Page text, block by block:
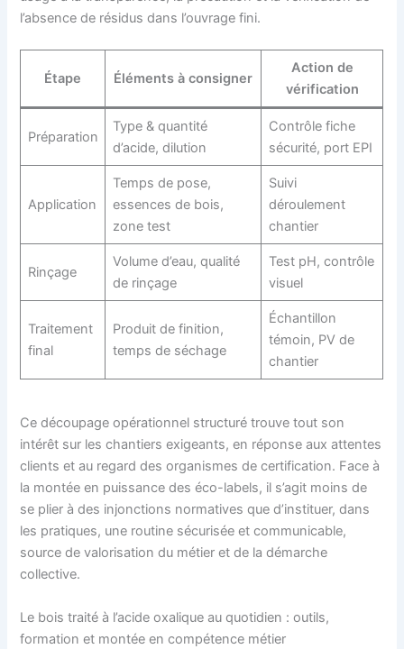
l’absence de résidus dans l’ouvrage fini.
Étape Éléments à consigner
Action de
vérification
Préparation
Type & quantité
d’acide, dilution
Contrôle fiche
sécurité, port EPI
Application
Temps de pose,
essences de bois,
zone test
Suivi
déroulement
chantier
Rinçage
Volume d’eau, qualité
de rinçage
Test pH, contrôle
visuel
Traitement
final
Produit de finition,
temps de séchage
Échantillon
témoin, PV de
chantier
Ce découpage opérationnel structuré trouve tout son
intérêt sur les chantiers exigeants, en réponse aux attentes
clients et au regard des organismes de certification. Face à
la montée en puissance des éco-labels, il s’agit moins de
se plier à des injonctions normatives que d’instituer, dans
les pratiques, une routine sécurisée et communicable,
source de valorisation du métier et de la démarche
collective.
Le bois traité à l’acide oxalique au quotidien : outils,
formation et montée en compétence métier